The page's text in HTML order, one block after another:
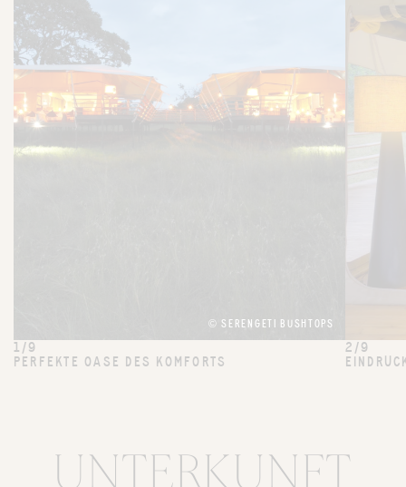
© SERENGETI BUSHTOPS
1/9
PERFEKTE OASE DES KOMFORTS
2/9